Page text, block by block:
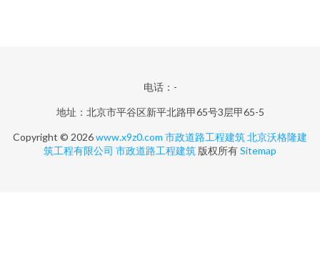
电话：-
地址：北京市平谷区新平北路甲65号3层甲65-5
Copyright © 2026www.x9z0.com 市政道路工程建筑北京沃格隆建
筑工程有限公司 市政道路工程建筑 版权所有Sitemap